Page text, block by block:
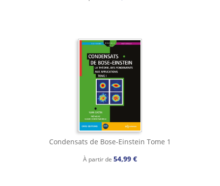
Condensats de Bose-Einstein Tome 1
À partir de 54,99 €